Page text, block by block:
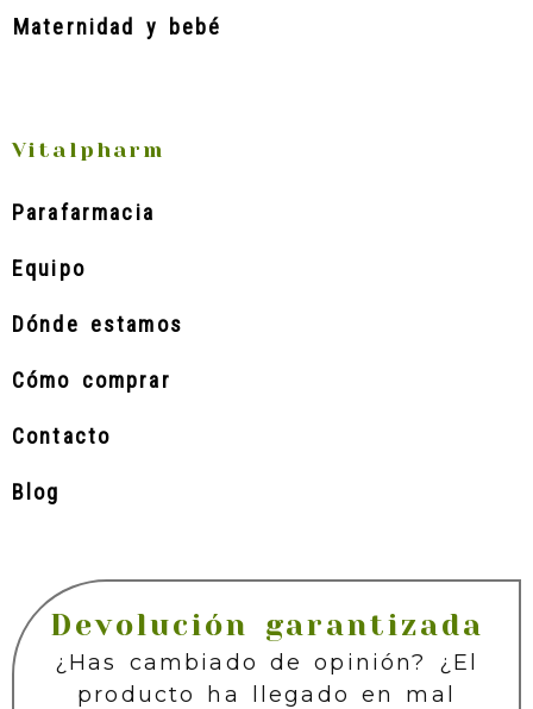
Maternidad y bebé
Vitalpharm
Parafarmacia
Equipo
Dónde estamos
Cómo comprar
Contacto
Blog
Devolución garantizada
¿Has cambiado de opinión? ¿El
producto ha llegado en mal